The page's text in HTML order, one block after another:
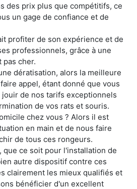
des prix plus que compétitifs, ce
un gage de confiance et de
profiter de son expérience et de
professionnels, grâce à une
cher.
dératisation, alors la meilleure
appel, étant donné que vous
de nos tarifs exceptionnels
de vos rats et souris.
chez vous ? Alors il est
en main et de nous faire
de tous ces rongeurs.
que ce soit pour l'installation de
autre dispositif contre ces
clairement les mieux qualifiés et
bénéficier d'un excellent